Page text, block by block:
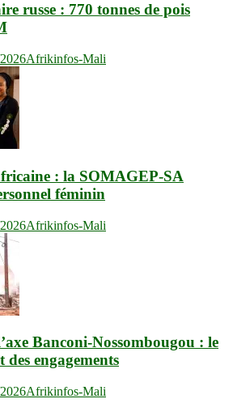
russe : 770 tonnes de pois
Afrikinfos-Mali
: la SOMAGEP-SA
féminin
Afrikinfos-Mali
Banconi-Nossombougou : le
des engagements
Afrikinfos-Mali